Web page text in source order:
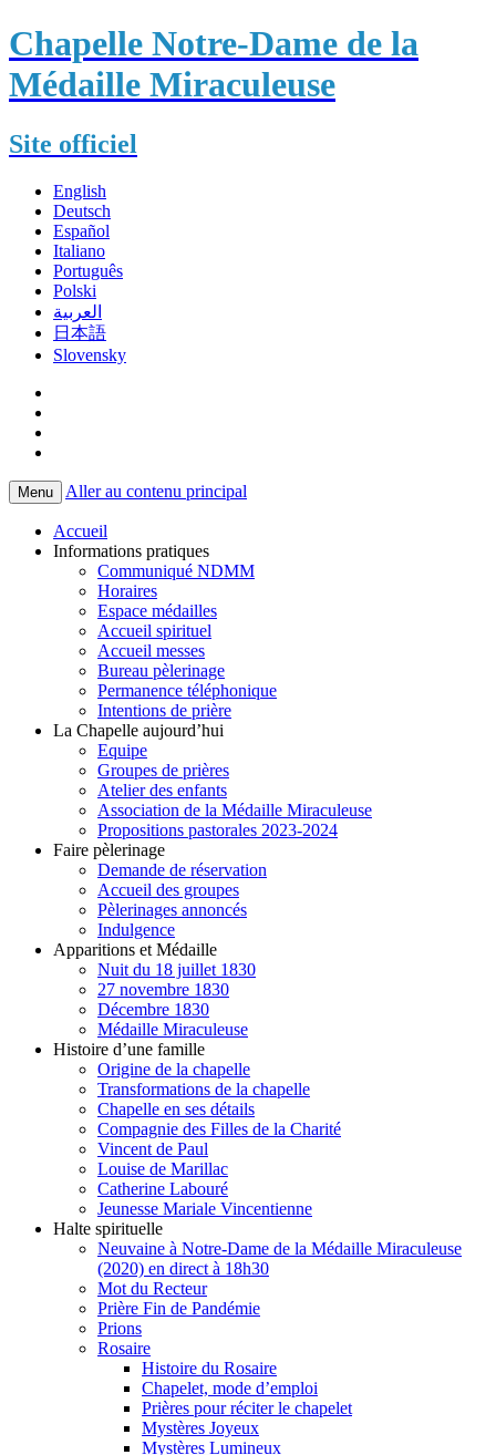
Chapelle Notre-Dame de la
Médaille Miraculeuse
Site officiel
English
Deutsch
Español
Italiano
Português
Polski
العربية
日本語
Slovensky
Menu Aller au contenu principal
Accueil
Informations pratiques
Communiqué NDMM
Horaires
Espace médailles
Accueil spirituel
Accueil messes
Bureau pèlerinage
Permanence téléphonique
Intentions de prière
La Chapelle aujourd’hui
Equipe
Groupes de prières
Atelier des enfants
Association de la Médaille Miraculeuse
Propositions pastorales 2023-2024
Faire pèlerinage
Demande de réservation
Accueil des groupes
Pèlerinages annoncés
Indulgence
Apparitions et Médaille
Nuit du 18 juillet 1830
27 novembre 1830
Décembre 1830
Médaille Miraculeuse
Histoire d’une famille
Origine de la chapelle
Transformations de la chapelle
Chapelle en ses détails
Compagnie des Filles de la Charité
Vincent de Paul
Louise de Marillac
Catherine Labouré
Jeunesse Mariale Vincentienne
Halte spirituelle
Neuvaine à Notre-Dame de la Médaille Miraculeuse
(2020) en direct à 18h30
Mot du Recteur
Prière Fin de Pandémie
Prions
Rosaire
Histoire du Rosaire
Chapelet, mode d’emploi
Prières pour réciter le chapelet
Mystères Joyeux
Mystères Lumineux